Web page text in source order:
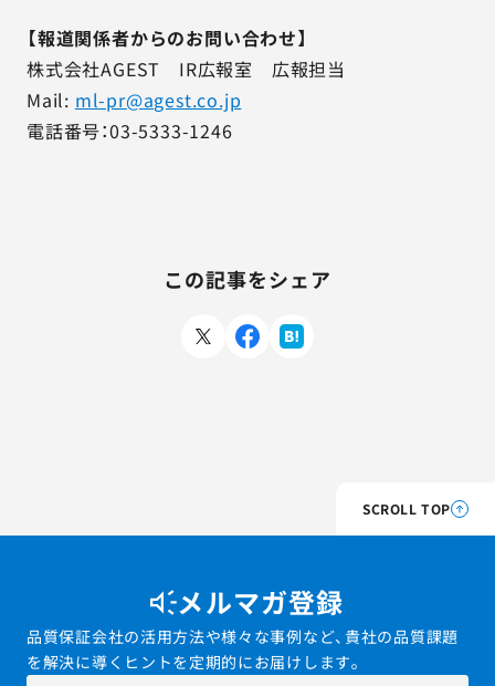
【報道関係者からのお問い合わせ】
株式会社AGEST IR広報室 広報担当
Mail: ml-pr@agest.co.jp
電話番号：03-5333-1246
この記事をシェア
SCROLL TOP
メルマガ登録
品質保証会社の活用方法や様々な事例など、貴社の品質課題
を解決に導くヒントを定期的にお届けします。